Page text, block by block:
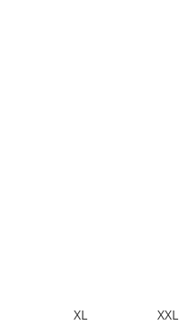
XL
XXL